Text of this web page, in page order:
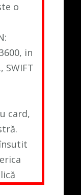
o
in
SWIFT
card,